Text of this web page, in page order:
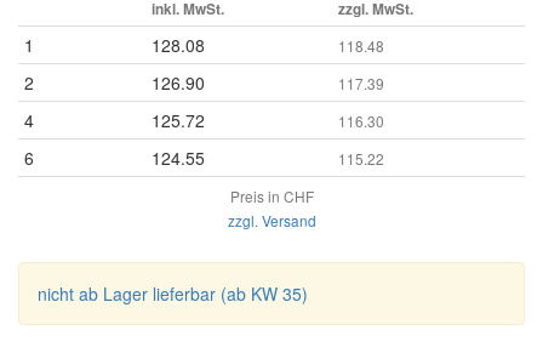
inkl. MwSt.
zzgl. MwSt.
1 128.08 118.48
2 126.90 117.39
4 125.72 116.30
6 124.55
115.22
Preis in CHF
zzgl. Versand
nicht ab Lager lieferbar (ab KW 35)